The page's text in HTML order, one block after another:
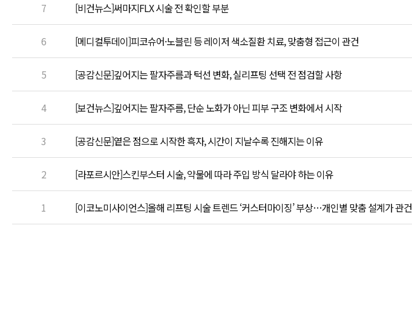
7 [비건뉴스]써마지FLX 시술 전 확인할 부분
6 [메디컬투데이]피코슈어·노블린 등 레이저 색소질환 치료, 맞춤형 접근이 관건
5 [공감신문]깊어지는 팔자주름과 턱선 변화, 실리프팅 선택 전 점검할 사항
4 [보건뉴스]깊어지는 팔자주름, 단순 노화가 아닌 피부 구조 변화에서 시작
3 [공감신문]옅은 점으로 시작한 흑자, 시간이 지날수록 진해지는 이유
2 [라포르시안]스킨부스터 시술, 약물에 따라 주입 방식 달라야 하는 이유
1 [이코노미사이언스]올해 리프팅 시술 트렌드 ‘커스터마이징’ 부상…개인별 맞춤 설계가 관건